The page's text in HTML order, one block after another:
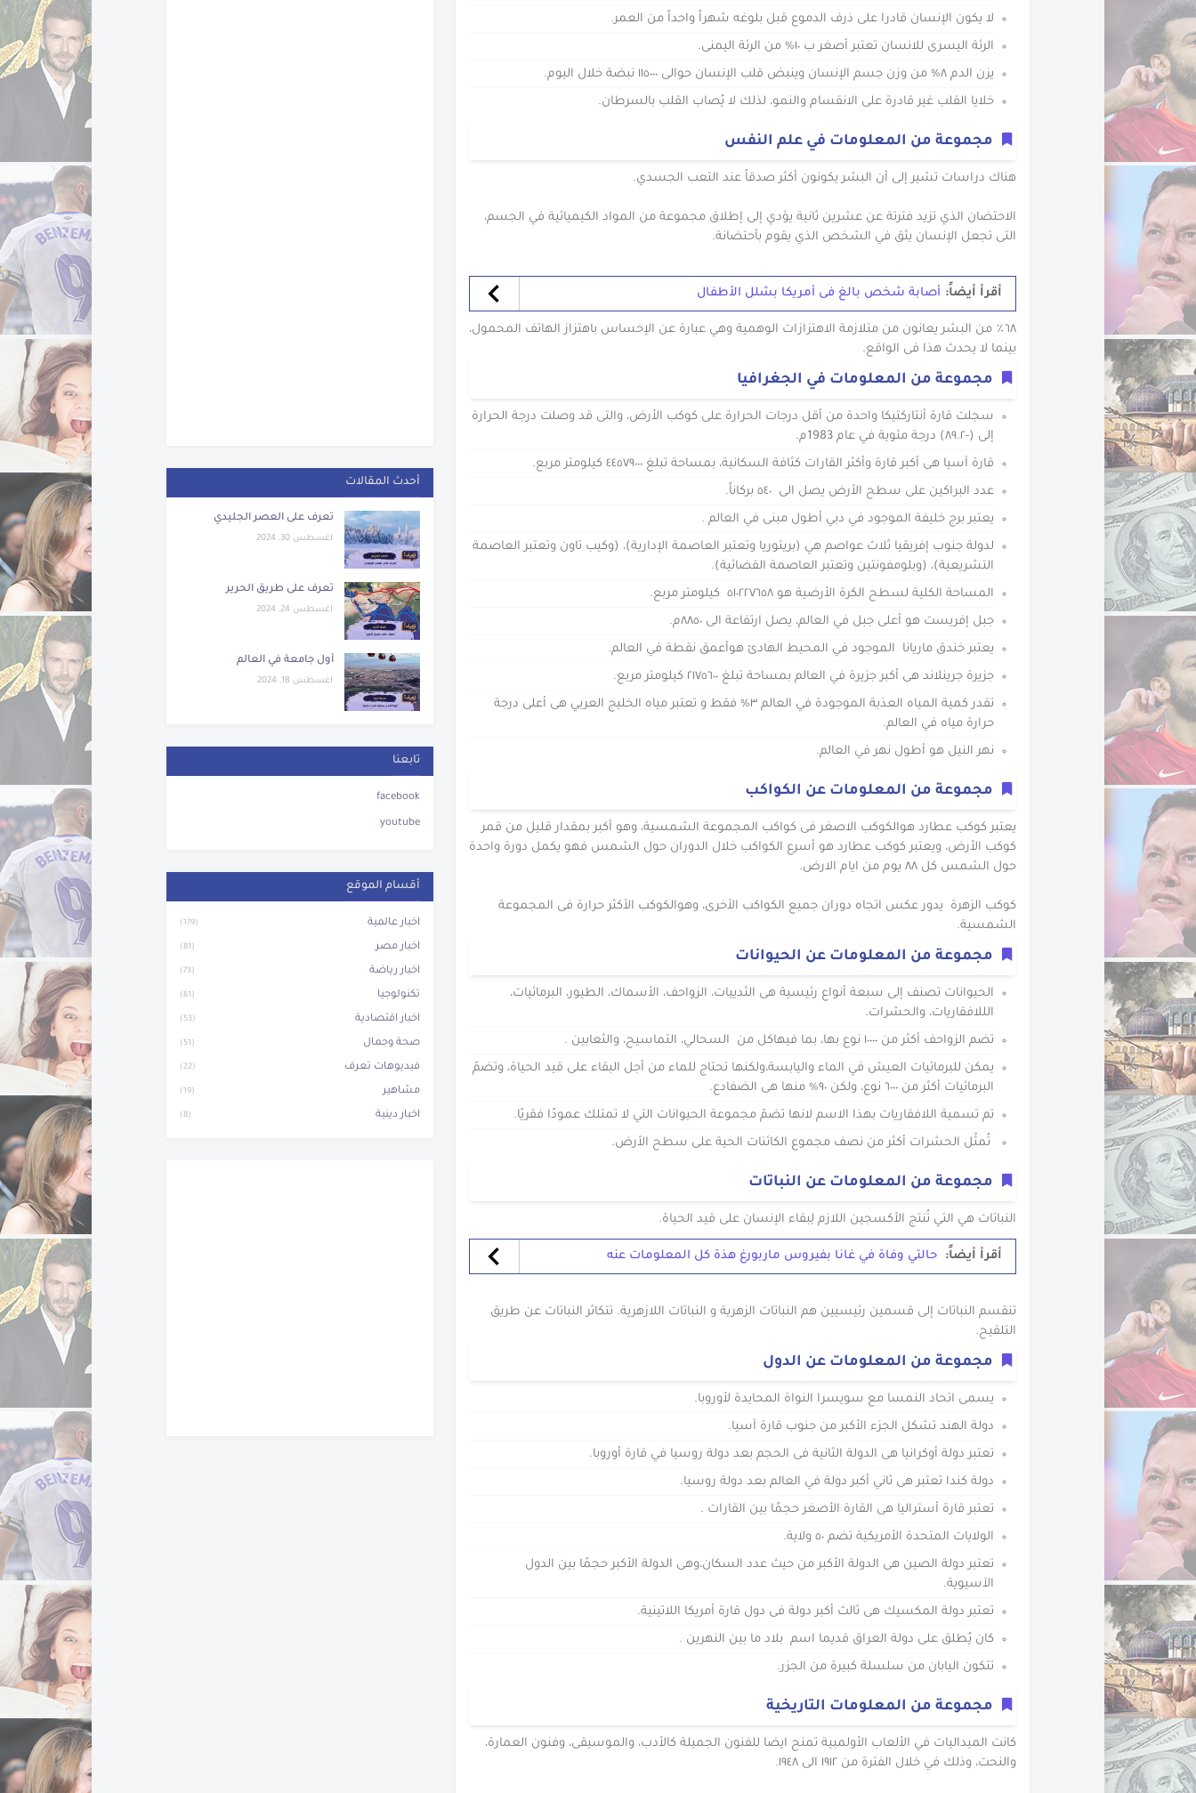
لا يكون الإنسان قادرا على ذرف الدموع قبل بلوغه شهراً واحداً من العمر.
الرئة اليسرى للانسان تعتبر أصغر ب ١٠% من الرئة اليمنى.
يزن الدم ٨% من وزن جسم الإنسان وينبض قلب الإنسان حوالى ١١٥٠٠٠ نبضة خلال اليوم.
خلايا القلب غير قادرة على الانقسام والنمو، لذلك لا يُصاب القلب بالسرطان.
مجموعة من المعلومات في علم النفس
هناك دراسات تشير إلى أن البشر يكونون أكثر صدقاً عند التعب الجسدي.
الاحتضان الذي تزيد فترتة عن عشرين ثانية يؤدي إلى إطلاق مجموعة من المواد الكيميائية في الجسم،
التى تجعل الإنسان يثق في الشخص الذي يقوم بأحتضانة.
أقرأ أيضاً: أصابة شخص بالغ فى أمريكا بشلل الأطفال
٦٨٪ من البشر يعانون من متلازمة الاهتزازات الوهمية وهي عبارة عن الإحساس باهتزاز الهاتف المحمول،
بينما لا يحدث هذا فى الواقع.
مجموعة من المعلومات في الجغرافيا
سجلت قارة أنتاركتيكا واحدة من أقل درجات الحرارة على كوكب الأرض، والتى قد وصلت درجة الحرارة
إلى (-٨٩.٢) درجة مئوية في عام 1983م.
قارة آسيا هى أكبر قارة وأكثر القارات كثافة السكانية، بمساحة تبلغ ٤٤٥٧٩٠٠٠ كيلومتر مربع.
عدد البراكين على سطح الأرض يصل الى ٥٤٠ بركاناً.
يعتبر برج خليفة الموجود في دبي أطول مبنى في العالم .
لدولة جنوب إفريقيا ثلاث عواصم هي (بريتوريا وتعتبر العاصمة الإدارية)، (وكيب تاون وتعتبر العاصمة
التشريعية)، (وبلومفونتين وتعتبر العاصمة القضائية).
المساحة الكلية لسطح الكرة الأرضية هو ٥١٠٢٢٧٦٥٨ كيلومتر مربع.
جبل إفريست هو أعلى جبل في العالم، يصل ارتفاعة الى ٨٨٥٠م.
يعتبر خندق ماريانا الموجود في المحيط الهادئ هوأعمق نقطة في العالم.
جزيرة جرينلاند هى أكبر جزيرة في العالم بمساحة تبلغ ٢١٧٥٦٠٠ كيلومتر مربع.
تقدر كمية المياه العذبة الموجودة في العالم ٣% فقط و تعتبر مياه الخليج العربي هى أعلى درجة
حرارة مياه في العالم.
نهر النيل هو أطول نهر في العالم.
مجموعة من المعلومات عن الكواكب
يعتبر كوكب عطارد هوالكوكب الاصغر فى كواكب المجموعة الشمسية، وهو أكبر بمقدار قليل من قمر
كوكب الأرض، ويعتبر كوكب عطارد هو أسرع الكواكب خلال الدوران حول الشمس فهو يكمل دورة واحدة
حول الشمس كل ٨٨ يوم من ايام الارض.
كوكب الزهرة يدور عكس اتجاه دوران جميع الكواكب الأخرى، وهوالكوكب الأكثر حرارة فى المجموعة
الشمسية.
مجموعة من المعلومات عن الحيوانات
الحيوانات تصنف إلى سبعة أنواع رئيسية هى الثدييات، الزواحف، الأسماك، الطيور، البرمائيات،
الللافقاريات، والحشرات.
تضم الزواحف أكثر من ١٠٠٠٠ نوع بها، بما فيهاكل من السحالي، التماسيح، والثعابين .
يمكن للبرمائيات العيش في الماء واليابسة،ولكنها تحتاج للماء من أجل البقاء على قيد الحياة، وتضمّ
البرمائيات أكثر من ٦٠٠٠ نوع، ولكن ٩٠% منها هى الضفادع.
تم تسمية اللافقاريات بهذا الاسم لانها تضمّ مجموعة الحيوانات التي لا تمتلك عمودًا فقريًا.
تُمثّل الحشرات أكثر من نصف مجموع الكائنات الحية على سطح الأرض.
مجموعة من المعلومات عن النباتات
النباتات هي التي تُنتج الأكسجين اللازم لِبقاء الإنسان على قيد الحياة.
أقرأ أيضاً: حالتي وفاة في غانا بفيروس ماربورغ هذة كل المعلومات عنه
تنقسم النباتات إلى قسمين رئيسيين هم النباتات الزهرية و النباتات اللازهرية. تتكاثر النباتات عن طريق
التلقيح.
مجموعة من المعلومات عن الدول
يسمى اتحاد النمسا مع سويسرا النواة المحايدة لأوروبا.
دولة الهند تشكل الجزء الأكبر من جنوب قارة آسيا.
تعتبر دولة أوكرانيا هى الدولة الثانية فى الحجم بعد دولة روسيا في قارة أوروبا.
دولة كندا تعتبر هى ثاني أكبر دولة في العالم بعد دولة روسيا.
تعتبر قارة أستراليا هى القارة الأصغر حجمًا بين القارات .
الولايات المتحدة الأمريكية تضم ٥٠ ولاية.
تعتبر دولة الصين هى الدولة الأكبر من حيث عدد السكان،وهى الدولة الأكبر حجمًا بين الدول
الآسيوية.
تعتبر دولة المكسيك هى ثالث أكبر دولة فى دول قارة أمريكا اللاتينية.
كان يُطلق على دولة العراق قديما اسم بلاد ما بين النهرين .
تتكون اليابان من سلسلة كبيرة من الجزر.
مجموعة من المعلومات التاريخية
كانت الميداليات في الألعاب الأولمبية تمنح ايضا للفنون الجميلة كالأدب، والموسيقى، وفنون العمارة،
والنحت، وذلك في خلال الفترة من ١٩١٢ الى ١٩٤٨.
أحدث المقالات
تعرف على العصر الجليدي
اغسطس 30, 2024
تعرف على طريق الحرير
اغسطس 24, 2024
أول جامعة في العالم
اغسطس 18, 2024
تابعنا
facebook
youtube
أقسام الموقع
اخبار عالمية (179)
اخبار مصر (81)
اخبار رياضة (73)
تكنولوجيا (61)
اخبار اقتصادية (53)
صحة وجمال (51)
فيديوهات تعرف (22)
مشاهير (19)
اخبار دينية (8)